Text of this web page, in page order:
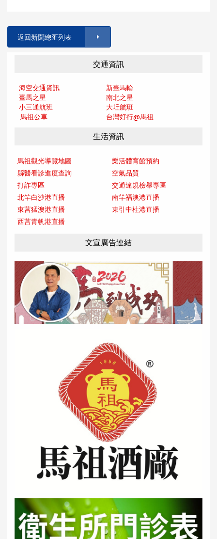
返回新聞總匯列表
交通資訊
海空交通資訊
新臺馬輪
臺馬之星
南北之星
小三通航班
大坵航班
馬祖公車
台灣好行@馬祖
生活資訊
馬祖觀光導覽地圖
樂活體育館預約
縣醫看診進度查詢
空氣品質
打詐專區
交通違規檢舉專區
北竿白沙港直播
南竿福澳港直播
東莒猛澳港直播
東引中柱港直播
西莒青帆港直播
文宣廣告連結